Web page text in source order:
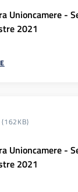
Unioncamere -
2021
(162KB)
Unioncamere -
2021